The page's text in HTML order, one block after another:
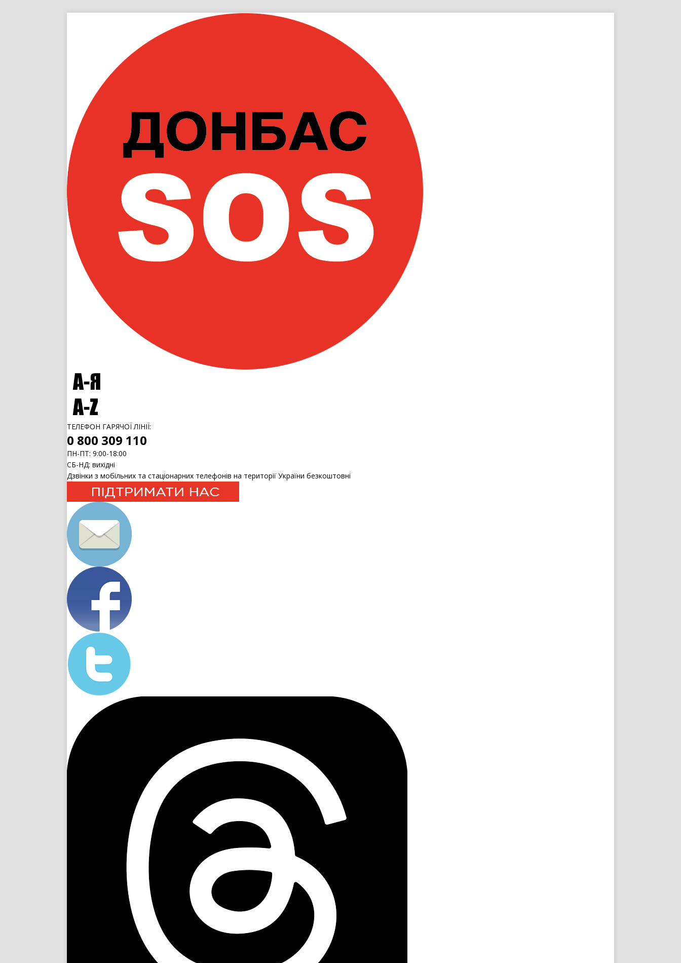
ТЕЛЕФОН ГАРЯЧОЇ ЛІНІЇ:
0 800 309 110
ПН-ПТ: 9:00-18:00
СБ-НД: вихідні
Дзвінки з мобільних та стаціонарних телефонів на території України безкоштовні